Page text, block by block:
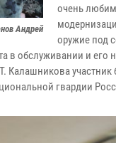
Андрей
очень
оружие под
в обслуживании и
Калашникова
гвардии